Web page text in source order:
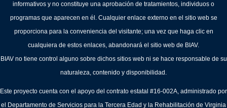
informativos y no constituye una aprobación de tratamientos, individuos o
programas que aparecen en él. Cualquier enlace externo en el sitio web se
proporciona para la conveniencia del visitante; una vez que haga clic en
cualquiera de estos enlaces, abandonará el sitio web de BIAV.
BIAV no tiene control alguno sobre dichos sitios web ni se hace responsable de su
naturaleza, contenido y disponibilidad.
Este proyecto cuenta con el apoyo del contrato estatal #16-002A, administrado por
el Departamento de Servicios para la Tercera Edad y la Rehabilitación de Virginia